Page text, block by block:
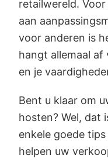
retailwereld.
aan
voor anderen is
hangt allemaal af
en je
Bent u klaar om
hosten? Wel, dat
enkele goede
helpen uw